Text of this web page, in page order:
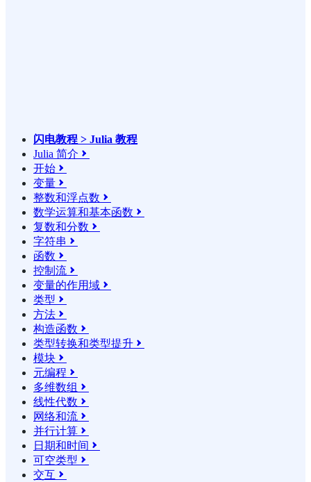
闪电教程 > Julia 教程
Julia 简介 
开始 
变量 
整数和浮点数 
数学运算和基本函数 
复数和分数 
字符串 
函数 
控制流 
变量的作用域 
类型 
方法 
构造函数 
类型转换和类型提升 
模块 
元编程 
多维数组 
线性代数 
网络和流 
并行计算 
日期和时间 
可空类型 
交互 